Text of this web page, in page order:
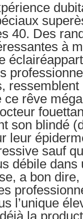
40. Des
à
rêve
son blindé
leur
sauf
débile dans
a bon
l’unique
la